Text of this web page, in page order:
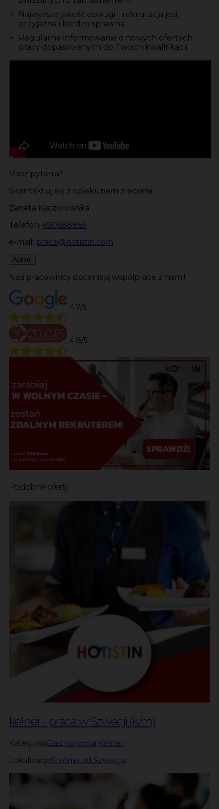
Najwyższą jakość obsługi - rekrutacja jest
przyjazna i bardzo sprawna
Regularne informowanie o nowych ofertach
pracy dopasowanych do Twoich kwalifikacji
Masz pytania?
Skontaktuj się z opiekunem zlecenia
Żaneta Kaczorowska
Telefon: 690688866
e-mail: praca@hotistin.com
Aplikuj
Nasi pracownicy doceniają współpracę z nami!
4.7/5
4.8/5
Podobne oferty
kelner - praca w Szwecji (k/m)
KategoriaGastronomia,Kelner,
LokalizacjaStrömstad ,Szwecja,